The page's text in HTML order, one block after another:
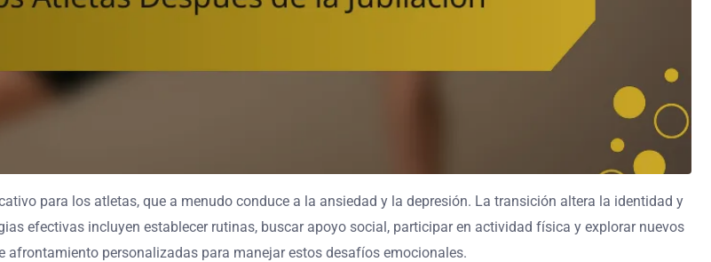
para los atletas, que a menudo conduce a la ansiedad y la depresión. La transición altera la identidad y
efectivas incluyen establecer rutinas, buscar apoyo social, participar en actividad física y explorar nuevos
personalizadas para manejar estos desafíos emocionales.